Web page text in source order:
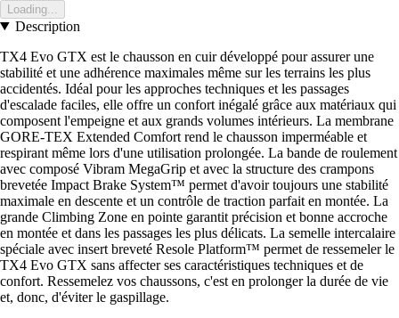
Loading...
Description
TX4 Evo GTX est le chausson en cuir développé pour assurer une
stabilité et une adhérence maximales même sur les terrains les plus
accidentés. Idéal pour les approches techniques et les passages
d'escalade faciles, elle offre un confort inégalé grâce aux matériaux qui
composent l'empeigne et aux grands volumes intérieurs. La membrane
GORE-TEX Extended Comfort rend le chausson imperméable et
respirant même lors d'une utilisation prolongée. La bande de roulement
avec composé Vibram MegaGrip et avec la structure des crampons
brevetée Impact Brake System™ permet d'avoir toujours une stabilité
maximale en descente et un contrôle de traction parfait en montée. La
grande Climbing Zone en pointe garantit précision et bonne accroche
en montée et dans les passages les plus délicats. La semelle intercalaire
spéciale avec insert breveté Resole Platform™ permet de ressemeler le
TX4 Evo GTX sans affecter ses caractéristiques techniques et de
confort. Ressemelez vos chaussons, c'est en prolonger la durée de vie
et, donc, d'éviter le gaspillage.